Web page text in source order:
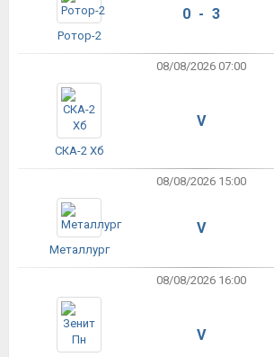
Ротор-2
0 - 3
08/08/2026 07:00
СКА-2 Хб
V
08/08/2026 15:00
Металлург
V
08/08/2026 16:00
V